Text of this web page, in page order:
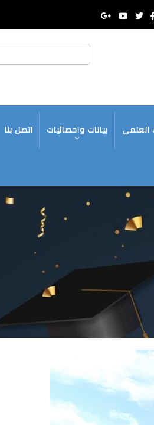
بحث
العلمى بيانات واحصائيات اتصل بنا